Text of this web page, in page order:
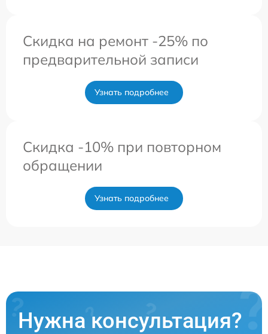
Скидка на ремонт -25% по
предварительной записи
Узнать подробнее
Скидка -10% при повторном
обращении
Узнать подробнее
Нужна консультация?